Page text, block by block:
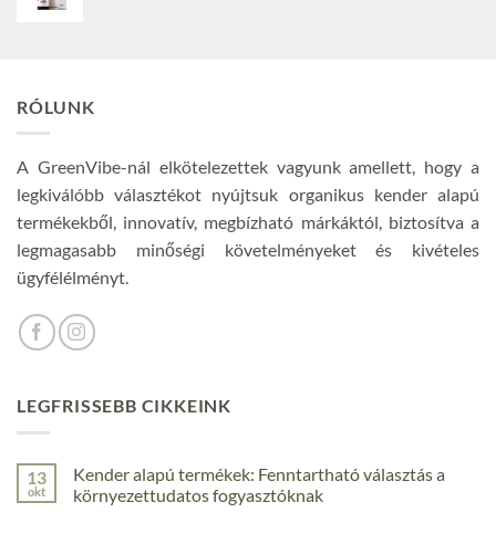
RÓLUNK
A GreenVibe-nál elkötelezettek vagyunk amellett, hogy a
legkiválóbb választékot nyújtsuk organikus kender alapú
termékekből, innovatív, megbízható márkáktól, biztosítva a
legmagasabb minőségi követelményeket és kivételes
ügyfélélményt.
LEGFRISSEBB CIKKEINK
13
okt
Kender alapú termékek: Fenntartható választás a
környezettudatos fogyasztóknak